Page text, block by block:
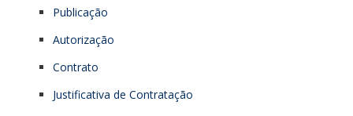
Publicação
Autorização
Contrato
Justificativa de Contratação